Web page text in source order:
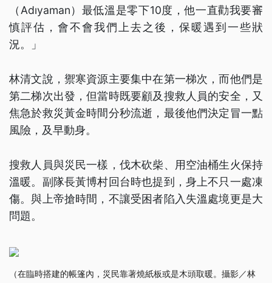
（Adıyaman）最低溫是零下10度，他一直勸我要審
慎評估，會不會我們上去之後，保暖遇到一些狀
況。」
林清文說，禦寒資源主要集中在第一梯次，而他們是
第二梯次出發，但當時既要顧及搜救人員的安全，又
焦急於救災黃金時間分秒流逝，最後他們決定冒一點
風險，及早動身。
搜救人員與災民一樣，伐木砍柴、用空油桶生火保持
溫暖。副隊長黃博村回台時也提到，身上不只一處凍
傷。與上帝搶時間，不讓受困者陷入失溫處境更是大
問題。
（在臨時搭建的帳篷內，災民靠著燒紙板或是木頭取暖。攝影／林